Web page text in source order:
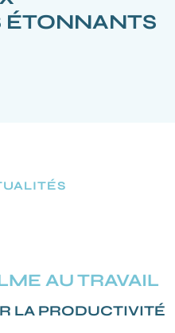
ÉTONNANTS
AU TRAVAIL
LA PRODUCTIVITÉ